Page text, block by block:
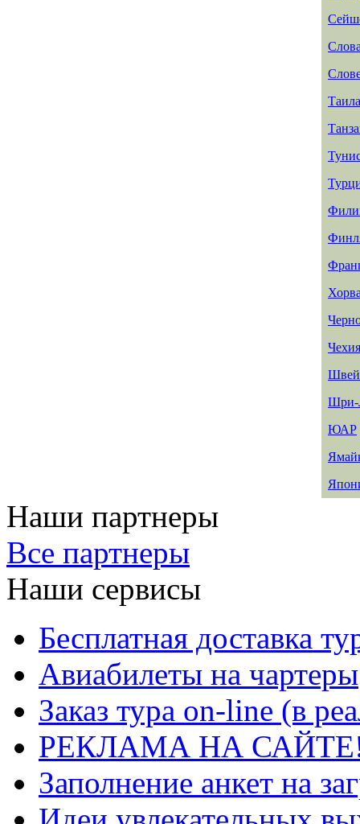
Чехия
Шри-
ЮАР
Наши партнеры
Все партнеры
Наши сервисы
Бесплатная доставка
Авиабилеты на чартеры
Заказ тура on-line (в
РЕКЛАМА НА
Заполнение анкет на